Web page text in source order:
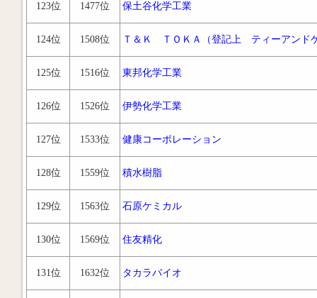
123位 1477位 保土谷化学工業
124位 1508位 Ｔ＆Ｋ ＴＯＫＡ（登記上 ティーアンド
125位 1516位 東邦化学工業
126位 1526位 伊勢化学工業
127位 1533位 健康コーポレーション
128位 1559位 積水樹脂
129位 1563位 石原ケミカル
130位 1569位 住友精化
131位 1632位 タカラバイオ